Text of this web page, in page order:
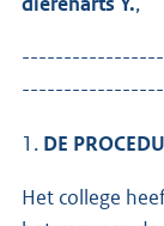
1. DE
Het college